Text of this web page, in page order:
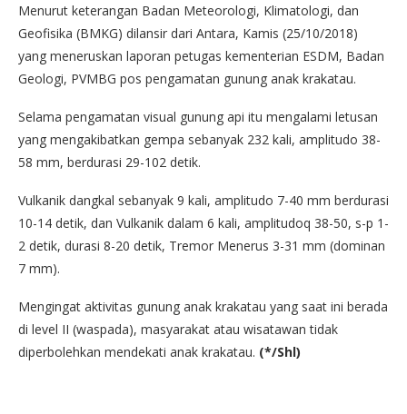
Menurut keterangan Badan Meteorologi, Klimatologi, dan
Geofisika (BMKG) dilansir dari Antara, Kamis (25/10/2018)
yang meneruskan laporan petugas kementerian ESDM, Badan
Geologi, PVMBG pos pengamatan gunung anak krakatau.
Selama pengamatan visual gunung api itu mengalami letusan
yang mengakibatkan gempa sebanyak 232 kali, amplitudo 38-
58 mm, berdurasi 29-102 detik.
Vulkanik dangkal sebanyak 9 kali, amplitudo 7-40 mm berdurasi
10-14 detik, dan Vulkanik dalam 6 kali, amplitudoq 38-50, s-p 1-
2 detik, durasi 8-20 detik, Tremor Menerus 3-31 mm (dominan
7 mm).
Mengingat aktivitas gunung anak krakatau yang saat ini berada
di level II (waspada), masyarakat atau wisatawan tidak
diperbolehkan mendekati anak krakatau. (*/Shl)